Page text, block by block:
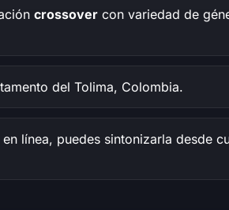
crossover con variedad de
del Tolima, Colombia.
línea, puedes sintonizarla desde